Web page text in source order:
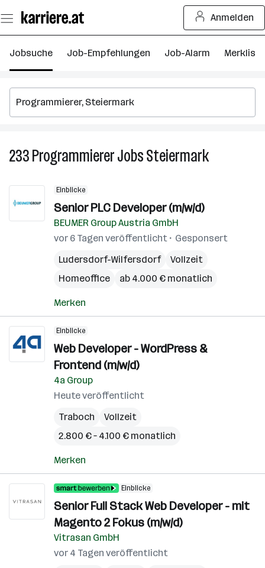
Seiteninhalt
springen
Anmelden
Jobsuche Job-Empfehlungen Job-Alarm Merkliste
233ProgrammiererJobsSteiermark233
Einblicke
Senior PLC Developer (m/w/d)
BEUMER Group Austria GmbH
vor 6 Tagen veröffentlicht
Gesponsert
Ludersdorf-Wilfersdorf
Vollzeit
Homeoffice
ab 4.000 € monatlich
Merken
Einblicke
Web Developer - WordPress &
Frontend (m/w/d)
4a Group
Heute veröffentlicht
Traboch
Vollzeit
2.800 € – 4.100 € monatlich
Merken
Einblicke
Senior Full Stack Web Developer - mit
Magento 2 Fokus (m/w/d)
Vitrasan GmbH
vor 4 Tagen veröffentlicht